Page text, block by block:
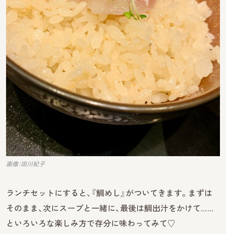
画像：田川紀子
ランチセットにすると、『鯛めし』がついてきます。まずは
そのまま、次にスープと一緒に、最後は鯛出汁をかけて……
といろいろな楽しみ方で存分に味わってみて♡